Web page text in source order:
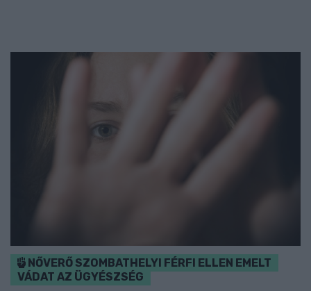
NŐVERŐ SZOMBATHELYI FÉRFI ELLEN EMELT
VÁDAT AZ ÜGYÉSZSÉG